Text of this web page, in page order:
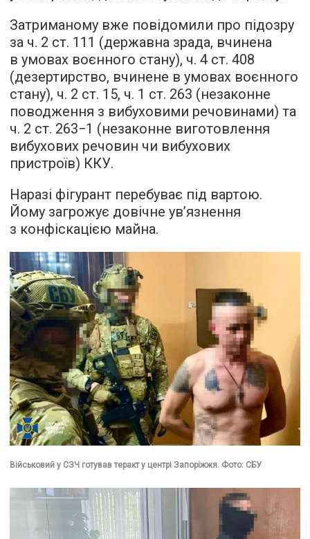
Затриманому вже повідомили про підозру
за ч. 2 ст. 111 (державна зрада, вчинена
в умовах воєнного стану), ч. 4 ст. 408
(дезертирство, вчинене в умовах воєнного
стану), ч. 2 ст. 15, ч. 1 ст. 263 (незаконне
поводження з вибуховими речовинами) та
ч. 2 ст. 263−1 (незаконне виготовлення
вибухових речовин чи вибухових
пристроїв) ККУ.
Наразі фігурант перебуває під вартою.
Йому загрожує довічне увʼязнення
з конфіскацією майна.
Військовий у СЗЧ готував теракт у центрі Запоріжжя. Фото: СБУ